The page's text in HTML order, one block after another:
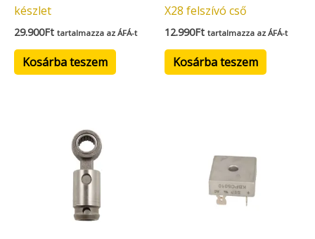
készlet
29.900Ft tartalmazza az ÁFÁ-t
Kosárba teszem
X28 felszívó cső
12.990Ft tartalmazza az ÁFÁ-t
Kosárba teszem